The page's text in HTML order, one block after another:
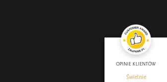
OPINIE KLIENTÓW
Świetnie